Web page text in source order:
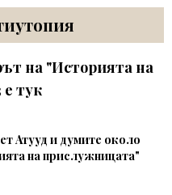
на "Историята на
тук
Атууд и думите около
на прислужницата"